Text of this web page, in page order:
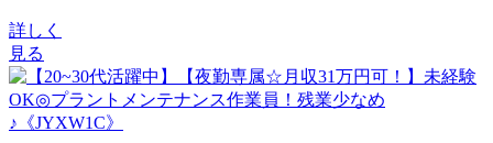
詳しく
見る